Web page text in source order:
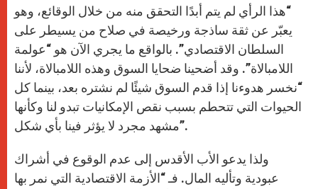
“هذا الرأي لم يتم أبدًا التحقق منه من خلال الوقائع، وهو
يعبّر عن ثقة ساذجة ورخيصة في صلاح من يسيطر على
السلطان الاقتصادي”. بالواقع ما يجري الآن هو “عولمة
اللامبالاة”. وقد أضحينا ضحايا السوق وهذه اللامبالاة، لأننا
“نخسر هدوءنا إذا قدم السوق شيئًا لم نشتره بعد، بينما كل
الحيوات التي تتحطم بسبب نقص الإمكانيات تبدو لنا وكأنها
مشهد مجرد لا يؤثر فينا بأي شكل”.
ولذا يدعو الأب الأقدس إلى عدم الوقوع في أشراك
عبودية وتأليه المال. فـ “الأزمة الاقتصادية التي نمر بها